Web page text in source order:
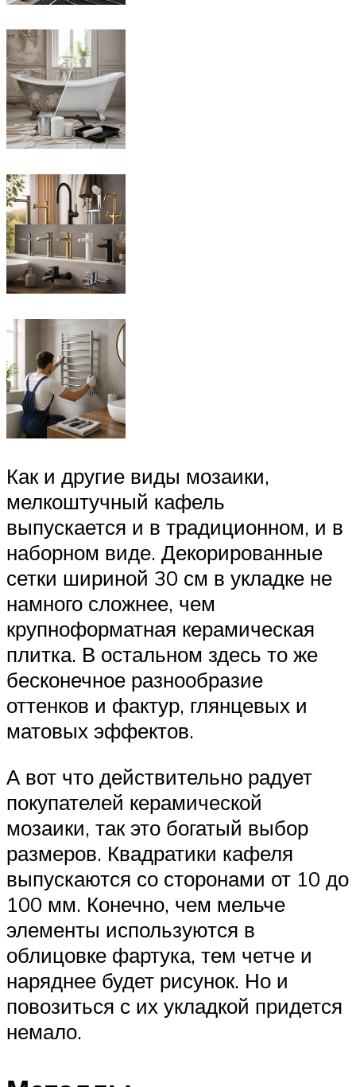
Как и другие виды мозаики,
мелкоштучный кафель
выпускается и в традиционном, и в
наборном виде. Декорированные
сетки шириной 30 см в укладке не
намного сложнее, чем
крупноформатная керамическая
плитка. В остальном здесь то же
бесконечное разнообразие
оттенков и фактур, глянцевых и
матовых эффектов.
А вот что действительно радует
покупателей керамической
мозаики, так это богатый выбор
размеров. Квадратики кафеля
выпускаются со сторонами от 10 до
100 мм. Конечно, чем мельче
элементы используются в
облицовке фартука, тем четче и
наряднее будет рисунок. Но и
повозиться с их укладкой придется
немало.